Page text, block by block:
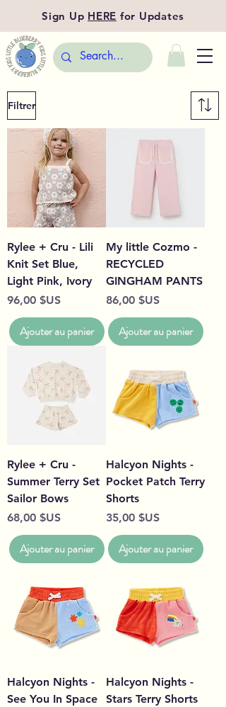
Sign Up HERE for Updates
Filtrer
Rylee + Cru - Lili
Knit Set Blue,
Light Pink, Ivory
Prix
96,00 $US
Ajouter au panier
My little Cozmo -
RECYCLED
GINGHAM PANTS
Prix
86,00 $US
Ajouter au panier
Rylee + Cru -
Summer Terry Set
Sailor Bows
Prix
68,00 $US
Ajouter au panier
Halcyon Nights -
Pocket Patch Terry
Shorts
Prix
35,00 $US
Ajouter au panier
Halcyon Nights -
See You In Space
Halcyon Nights -
Stars Terry Shorts